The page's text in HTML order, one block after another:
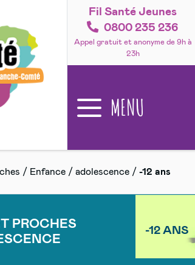
Fil Santé Jeunes
0800 235 236
Appel gratuit et anonyme de 9h à
23h
MENU
/ Enfance / adolescence / -12 ans
PROCHES
-12 ANS